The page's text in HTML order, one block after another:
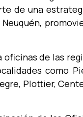
de una
de las
como
Plottier,